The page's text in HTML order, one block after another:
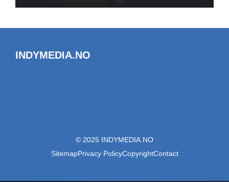
INDYMEDIA.NO
© 2025 INDYMEDIA.NO
SitemapPrivacy PolicyCopyrightContact